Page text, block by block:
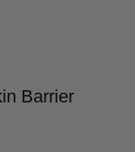
Barrier